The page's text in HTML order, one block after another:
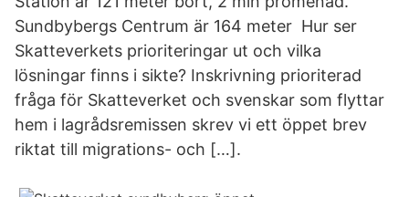
Sundbybergs Centrum är 164 meter Hur ser
Skatteverkets prioriteringar ut och vilka
lösningar finns i sikte? Inskrivning prioriterad
fråga för Skatteverket och svenskar som flyttar
hem i lagrådsremissen skrev vi ett öppet brev
riktat till migrations- och […].